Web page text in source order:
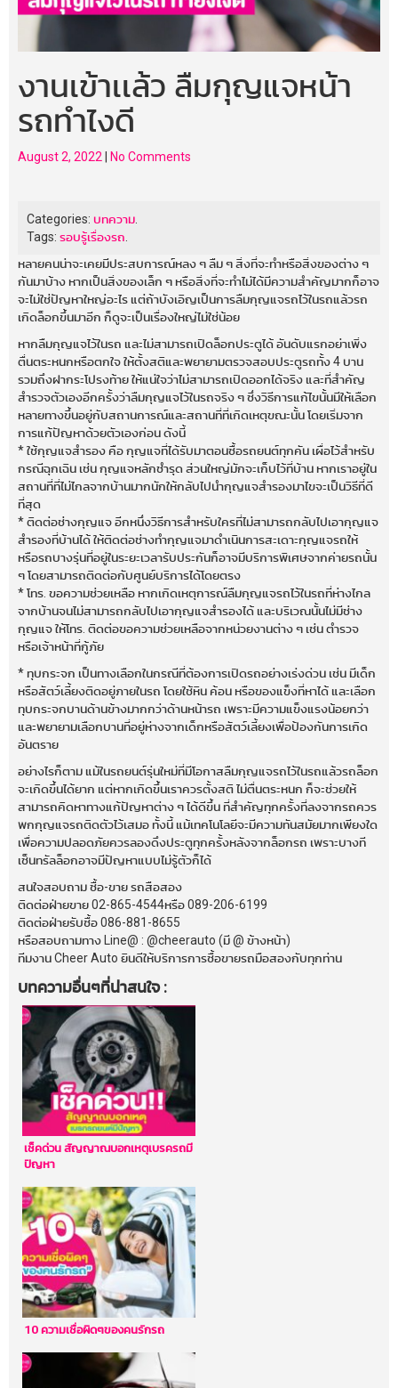
งานเข้าเเล้ว ลืมกุญแจหน้า
รถทำไงดี
August 2, 2022 No Comments
Categories: บทความ.
Tags: รอบรู้เรื่องรถ.
หลายคนน่าจะเคยมีประสบการณ์หลง ๆ ลืม ๆ สิ่งที่จะทำหรือสิ่งของต่าง ๆ
กันมาบ้าง หากเป็นสิ่งของเล็ก ๆ หรือสิ่งที่จะทำไม่ได้มีความสำคัญมากก็อาจ
จะไม่ใช่ปัญหาใหญ่อะไร แต่ถ้าบังเอิญเป็นการลืมกุญแจรถไว้ในรถแล้วรถ
เกิดล็อกขึ้นมาอีก ก็ดูจะเป็นเรื่องใหญ่ไม่ใช่น้อย
หากลืมกุญแจไว้ในรถ และไม่สามารถเปิดล็อกประตูได้ อันดับแรกอย่าเพิ่ง
ตื่นตระหนกหรือตกใจ ให้ตั้งสติและพยายามตรวจสอบประตูรถทั้ง 4 บาน
รวมถึงฝากระโปรงท้าย ให้แน่ใจว่าไม่สามารถเปิดออกได้จริง และที่สำคัญ
สำรวจตัวเองอีกครั้งว่าลืมกุญแจไว้ในรถจริง ๆ ซึ่งวิธีการแก้ไขนั้นมีให้เลือก
หลายทางขึ้นอยู่กับสถานการณ์และสถานที่ที่เกิดเหตุขณะนั้น โดยเริ่มจาก
การแก้ปัญหาด้วยตัวเองก่อน ดังนี้
* ใช้กุญแจสำรอง คือ กุญแจที่ได้รับมาตอนซื้อรถยนต์ทุกคัน เผื่อไว้สำหรับ
กรณีฉุกเฉิน เช่น กุญแจหลักชำรุด ส่วนใหญ่มักจะเก็บไว้ที่บ้าน หากเราอยู่ใน
สถานที่ที่ไม่ไกลจากบ้านมากนักให้กลับไปนำกุญแจสำรองมาไขจะเป็นวิธีที่ดี
ที่สุด
* ติดต่อช่างกุญแจ อีกหนึ่งวิธีการสำหรับใครที่ไม่สามารถกลับไปเอากุญแจ
สำรองที่บ้านได้ ให้ติดต่อช่างทำกุญแจมาดำเนินการสะเดาะกุญแจรถให้
หรือรถบางรุ่นที่อยู่ในระยะเวลารับประกันก็อาจมีบริการพิเศษจากค่ายรถนั้น
ๆ โดยสามารถติดต่อกับศูนย์บริการได้โดยตรง
* โทร. ขอความช่วยเหลือ หากเกิดเหตุการณ์ลืมกุญแจรถไว้ในรถที่ห่างไกล
จากบ้านจนไม่สามารถกลับไปเอากุญแจสำรองได้ และบริเวณนั้นไม่มีช่าง
กุญแจ ให้โทร. ติดต่อขอความช่วยเหลือจากหน่วยงานต่าง ๆ เช่น ตำรวจ
หรือเจ้าหน้าที่กู้ภัย
* ทุบกระจก เป็นทางเลือกในกรณีที่ต้องการเปิดรถอย่างเร่งด่วน เช่น มีเด็ก
หรือสัตว์เลี้ยงติดอยู่ภายในรถ โดยใช้หิน ค้อน หรือของแข็งที่หาได้ และเลือก
ทุบกระจกบานด้านข้างมากกว่าด้านหน้ารถ เพราะมีความแข็งแรงน้อยกว่า
และพยายามเลือกบานที่อยู่ห่างจากเด็กหรือสัตว์เลี้ยงเพื่อป้องกันการเกิด
อันตราย
อย่างไรก็ตาม แม้ในรถยนต์รุ่นใหม่ที่มีโอกาสลืมกุญแจรถไว้ในรถแล้วรถล็อก
จะเกิดขึ้นได้ยาก แต่หากเกิดขึ้นเราควรตั้งสติ ไม่ตื่นตระหนก ก็จะช่วยให้
สามารถคิดหาทางแก้ปัญหาต่าง ๆ ได้ดีขึ้น ที่สำคัญทุกครั้งที่ลงจากรถควร
พกกุญแจรถติดตัวไว้เสมอ ทั้งนี้ แม้เทคโนโลยีจะมีความทันสมัยมากเพียงใด
เพื่อความปลอดภัยควรลองดึงประตูทุกครั้งหลังจากล็อกรถ เพราะบางที
เซ็นทรัลล็อกอาจมีปัญหาแบบไม่รู้ตัวก็ได้
สนใจสอบถาม ซื้อ-ขาย รถสือสอง
ติดต่อฝ่ายขาย 02-865-4544หรือ 089-206-6199
ติดต่อฝ่ายรับซื้อ 086-881-8655
หรือสอบถามทาง Line@ : @cheerauto (มี @ ข้างหน้า)
ทีมงาน Cheer Auto ยินดีให้บริการการซื้อขายรถมือสองกับทุกท่าน
บทความอื่นๆที่น่าสนใจ :
เช็คด่วน สัญญาณบอกเหตุเบรครถมี
ปัญหา
10 ความเชื่อผิดๆของคนรักรถ